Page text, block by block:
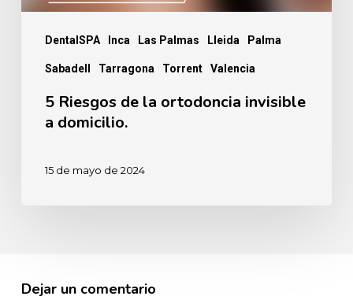
DentalSPA Inca Las Palmas Lleida Palma
Sabadell Tarragona Torrent Valencia
5 Riesgos de la ortodoncia invisible
a domicilio.
15 de mayo de 2024
Dejar un comentario